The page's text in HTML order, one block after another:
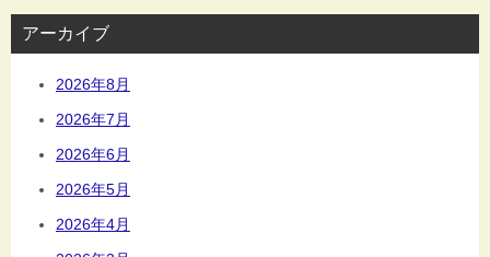
アーカイブ
2026年8月
2026年7月
2026年6月
2026年5月
2026年4月